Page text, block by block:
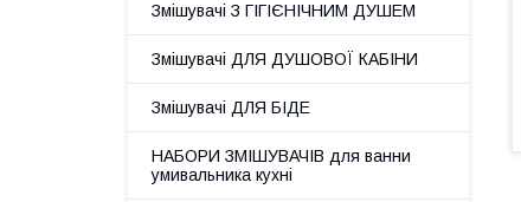
Змішувачі З ГІГІЄНІЧНИМ ДУШЕМ
Змішувачі ДЛЯ ДУШОВОЇ КАБІНИ
Змішувачі ДЛЯ БІДЕ
НАБОРИ ЗМІШУВАЧІВ для ванни
умивальника кухні